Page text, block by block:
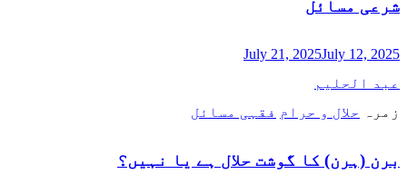
شرعی مسائل
July 21, 2025July 12, 2025
عبد الحلیم
زمرہ
حلال و حرام فقہی مسائل
برن (ہرن) کا گوشت حلال ہے یا نہیں؟